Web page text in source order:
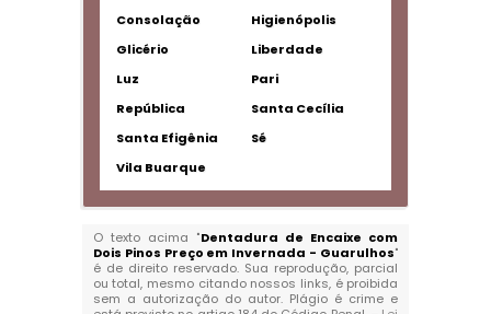
Consolação
Higienópolis
Glicério
Liberdade
Luz
Pari
República
Santa Cecília
Santa Efigênia
Sé
Vila Buarque
O texto acima "Dentadura de Encaixe com
Dois Pinos Preço em Invernada - Guarulhos"
é de direito reservado. Sua reprodução, parcial
ou total, mesmo citando nossos links, é proibida
sem a autorização do autor. Plágio é crime e